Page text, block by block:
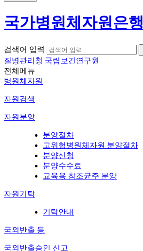
국가병원체자원은행
검색어 입력
질병관리청 국립보건연구원
전체메뉴
병원체자원
자원검색
자원분양
분양절차
고위험병원체자원 분양절차
분양신청
분양수수료
교육용 참조균주 분양
자원기탁
기탁안내
국외반출 등
국외반출승인 신고